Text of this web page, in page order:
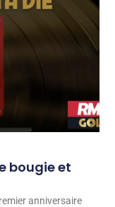
bougie et
anniversaire